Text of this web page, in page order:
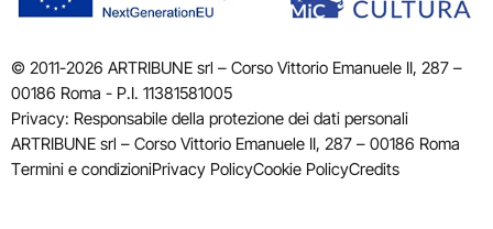
© 2011-2026 ARTRIBUNE srl – Corso Vittorio Emanuele II, 287 –
00186 Roma - P.I. 11381581005
Privacy: Responsabile della protezione dei dati personali
ARTRIBUNE srl – Corso Vittorio Emanuele II, 287 – 00186 Roma
Termini e condizioniPrivacy PolicyCookie PolicyCredits